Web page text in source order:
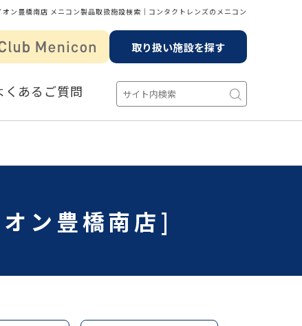
オン豊橋南店 メニコン製品取扱施設検索│コンタクトレンズのメニコン
取り扱い施設を探す
くあるご質問
ン豊橋南店]